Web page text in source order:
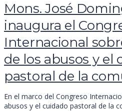
Mons. José
inaugura el
Internacional
de los abusos y el
pastoral de la
En el marco del Congreso
abusos y el cuidado pastoral de la